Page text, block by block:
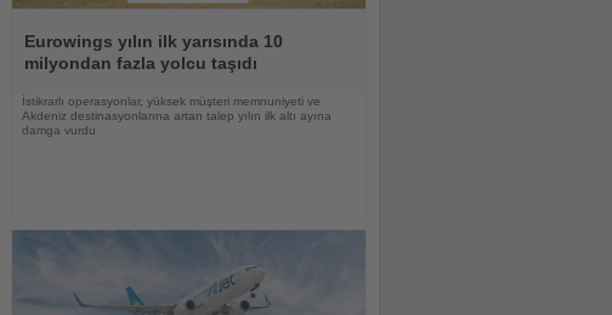
Oku
Eurowings yılın ilk yarısında 10
milyondan fazla yolcu taşıdı
İstikrarlı operasyonlar, yüksek müşteri memnuniyeti ve
Akdeniz destinasyonlarına artan talep yılın ilk altı ayına
damga vurdu